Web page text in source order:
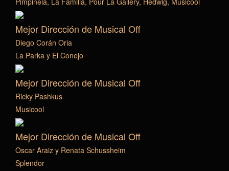
Mejor Dirección de Musical Off
Diego Corán Oria
La Parka y El Conejo
Mejor Dirección de Musical Off
Ricky Pashkus
Musicool
Mejor Dirección de Musical Off
Oscar Araiz y Renata Schussheim
Splendor